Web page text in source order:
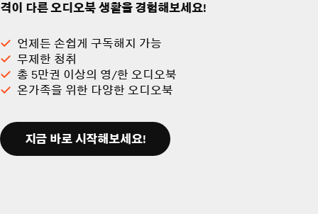
격이 다른 오디오북 생활을 경험해보세요!
언제든 손쉽게 구독해지 가능
무제한 청취
총 5만권 이상의 영/한 오디오북
온가족을 위한 다양한 오디오북
지금 바로 시작해보세요!